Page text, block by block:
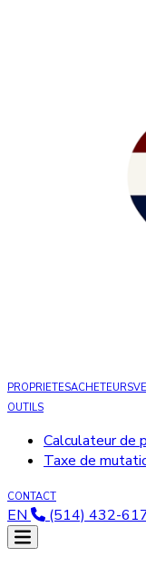
PROPRIETESACHETEURS
OUTILS
Calculateur de
Taxe de
CONTACT
EN (514) 432-